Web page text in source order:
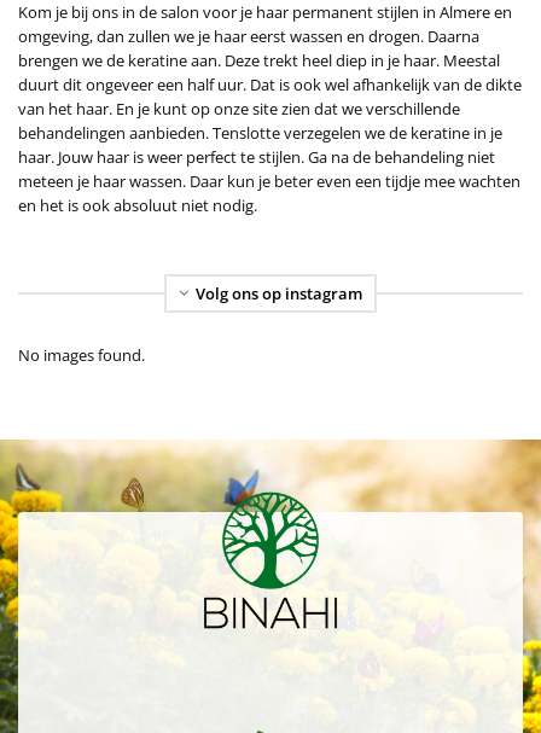
Kom je bij ons in de salon voor je haar permanent stijlen in Almere en
omgeving, dan zullen we je haar eerst wassen en drogen. Daarna
brengen we de keratine aan. Deze trekt heel diep in je haar. Meestal
duurt dit ongeveer een half uur. Dat is ook wel afhankelijk van de dikte
van het haar. En je kunt op onze site zien dat we verschillende
behandelingen aanbieden. Tenslotte verzegelen we de keratine in je
haar. Jouw haar is weer perfect te stijlen. Ga na de behandeling niet
meteen je haar wassen. Daar kun je beter even een tijdje mee wachten
en het is ook absoluut niet nodig.
Volg ons op instagram
No images found.